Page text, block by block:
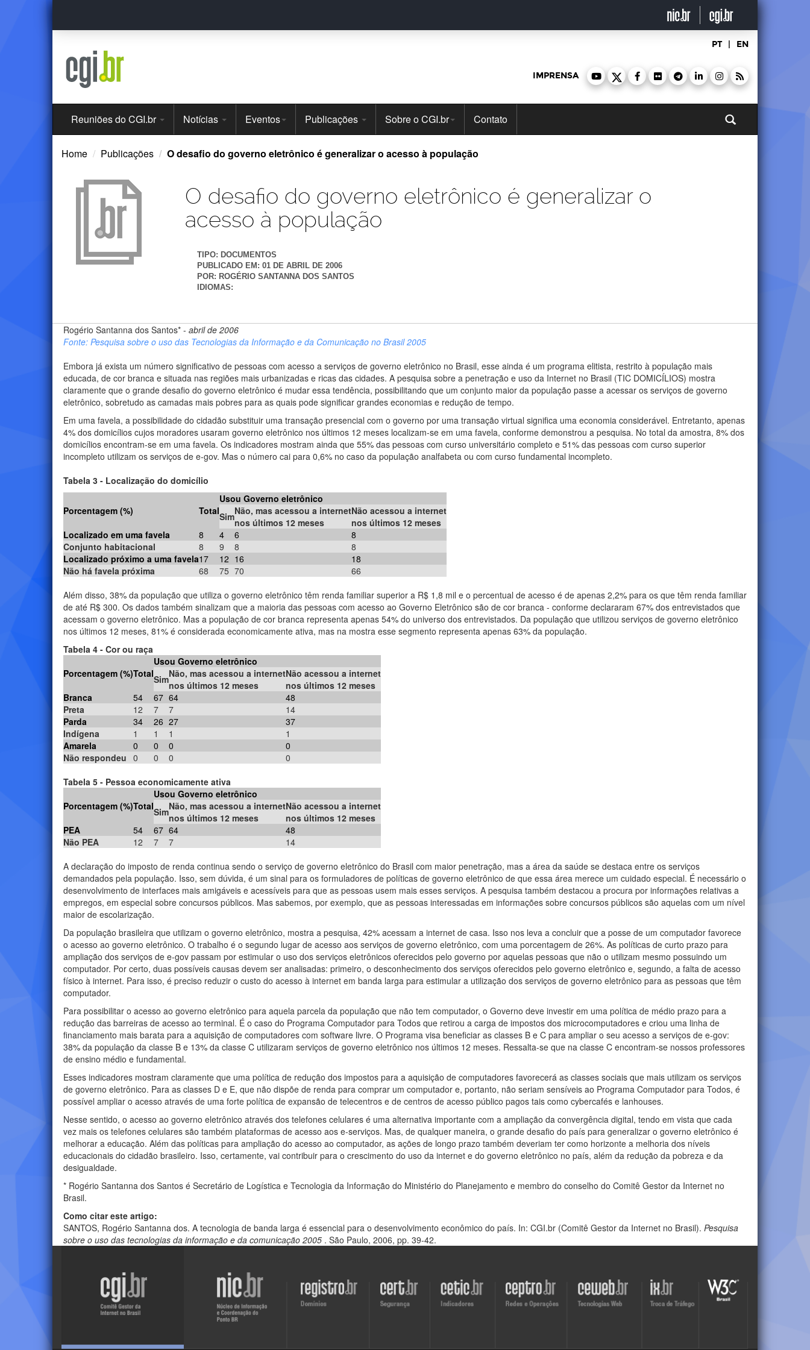
Ir
o
PT | EN
IMPRENSA
Menu
Principal
Reuniões do CGI.br Notícias Eventos Publicações Sobre o CGI.br Contato
Home Publicações O desafio do governo eletrônico é generalizar o acesso à população
O desafio do governo eletrônico é generalizar o
acesso à população
TIPO: DOCUMENTOS
PUBLICADO EM: 01 DE ABRIL DE 2006
POR: ROGÉRIO SANTANNA DOS SANTOS
IDIOMAS:
Rogério Santanna dos Santos* - abril de 2006
Fonte: Pesquisa sobre o uso das Tecnologias da Informação e da Comunicação no Brasil 2005
Embora já exista um número significativo de pessoas com acesso a serviços de governo eletrônico no Brasil, esse ainda é um programa elitista, restrito à população mais
educada, de cor branca e situada nas regiões mais urbanizadas e ricas das cidades. A pesquisa sobre a penetração e uso da Internet no Brasil (TIC DOMICÍLIOS) mostra
claramente que o grande desafio do governo eletrônico é mudar essa tendência, possibilitando que um conjunto maior da população passe a acessar os serviços de governo
eletrônico, sobretudo as camadas mais pobres para as quais pode significar grandes economias e redução de tempo.
Em uma favela, a possibilidade do cidadão substituir uma transação presencial com o governo por uma transação virtual significa uma economia considerável. Entretanto, apenas
4% dos domicílios cujos moradores usaram governo eletrônico nos últimos 12 meses localizam-se em uma favela, conforme demonstrou a pesquisa. No total da amostra, 8% dos
domicílios encontram-se em uma favela. Os indicadores mostram ainda que 55% das pessoas com curso universitário completo e 51% das pessoas com curso superior
incompleto utilizam os serviços de e-gov. Mas o número cai para 0,6% no caso da população analfabeta ou com curso fundamental incompleto.
Tabela 3 - Localização do domicílio
Porcentagem (%) Total
Usou Governo eletrônico
SimNão, mas acessou a internet
nos últimos 12 meses
Não acessou a internet
nos últimos 12 meses
Localizado em uma favela
8 4 6
8
Conjunto habitacional
8 9 8
8
Localizado próximo a uma favela17 12 16
18
Não há favela próxima
68 75 70
66
Além disso, 38% da população que utiliza o governo eletrônico têm renda familiar superior a R$ 1,8 mil e o percentual de acesso é de apenas 2,2% para os que têm renda familiar
de até R$ 300. Os dados também sinalizam que a maioria das pessoas com acesso ao Governo Eletrônico são de cor branca - conforme declararam 67% dos entrevistados que
acessam o governo eletrônico. Mas a população de cor branca representa apenas 54% do universo dos entrevistados. Da população que utilizou serviços de governo eletrônico
nos últimos 12 meses, 81% é considerada economicamente ativa, mas na mostra esse segmento representa apenas 63% da população.
Tabela 4 - Cor ou raça
Porcentagem (%)Total
Usou Governo eletrônico
SimNão, mas acessou a internet
nos últimos 12 meses
Não acessou a internet
nos últimos 12 meses
Branca
54 67 64
48
Preta
12 7 7
14
Parda
34 26 27
37
Indígena
1 1 1
1
Amarela
0 0 0
0
Não respondeu 0 0 0
0
Tabela 5 - Pessoa economicamente ativa
Porcentagem (%)Total
Usou Governo eletrônico
SimNão, mas acessou a internet
nos últimos 12 meses
Não acessou a internet
nos últimos 12 meses
PEA
54 67 64
48
Não PEA
12 7 7
14
A declaração do imposto de renda continua sendo o serviço de governo eletrônico do Brasil com maior penetração, mas a área da saúde se destaca entre os serviços
demandados pela população. Isso, sem dúvida, é um sinal para os formuladores de políticas de governo eletrônico de que essa área merece um cuidado especial. É necessário o
desenvolvimento de interfaces mais amigáveis e acessíveis para que as pessoas usem mais esses serviços. A pesquisa também destacou a procura por informações relativas a
empregos, em especial sobre concursos públicos. Mas sabemos, por exemplo, que as pessoas interessadas em informações sobre concursos públicos são aquelas com um nível
maior de escolarização.
Da população brasileira que utilizam o governo eletrônico, mostra a pesquisa, 42% acessam a internet de casa. Isso nos leva a concluir que a posse de um computador favorece
o acesso ao governo eletrônico. O trabalho é o segundo lugar de acesso aos serviços de governo eletrônico, com uma porcentagem de 26%. As políticas de curto prazo para
ampliação dos serviços de e-gov passam por estimular o uso dos serviços eletrônicos oferecidos pelo governo por aquelas pessoas que não o utilizam mesmo possuindo um
computador. Por certo, duas possíveis causas devem ser analisadas: primeiro, o desconhecimento dos serviços oferecidos pelo governo eletrônico e, segundo, a falta de acesso
físico à internet. Para isso, é preciso reduzir o custo do acesso à internet em banda larga para estimular a utilização dos serviços de governo eletrônico para as pessoas que têm
computador.
Para possibilitar o acesso ao governo eletrônico para aquela parcela da população que não tem computador, o Governo deve investir em uma política de médio prazo para a
redução das barreiras de acesso ao terminal. É o caso do Programa Computador para Todos que retirou a carga de impostos dos microcomputadores e criou uma linha de
financiamento mais barata para a aquisição de computadores com software livre. O Programa visa beneficiar as classes B e C para ampliar o seu acesso a serviços de e-gov:
38% da população da classe B e 13% da classe C utilizaram serviços de governo eletrônico nos últimos 12 meses. Ressalta-se que na classe C encontram-se nossos professores
de ensino médio e fundamental.
Esses indicadores mostram claramente que uma política de redução dos impostos para a aquisição de computadores favorecerá as classes sociais que mais utilizam os serviços
de governo eletrônico. Para as classes D e E, que não dispõe de renda para comprar um computador e, portanto, não seriam sensíveis ao Programa Computador para Todos, é
possível ampliar o acesso através de uma forte política de expansão de telecentros e de centros de acesso público pagos tais como cybercafés e lanhouses.
Nesse sentido, o acesso ao governo eletrônico através dos telefones celulares é uma alternativa importante com a ampliação da convergência digital, tendo em vista que cada
vez mais os telefones celulares são também plataformas de acesso aos e-serviços. Mas, de qualquer maneira, o grande desafio do país para generalizar o governo eletrônico é
melhorar a educação. Além das políticas para ampliação do acesso ao computador, as ações de longo prazo também deveriam ter como horizonte a melhoria dos níveis
educacionais do cidadão brasileiro. Isso, certamente, vai contribuir para o crescimento do uso da internet e do governo eletrônico no país, além da redução da pobreza e da
desigualdade.
* Rogério Santanna dos Santos é Secretário de Logística e Tecnologia da Informação do Ministério do Planejamento e membro do conselho do Comitê Gestor da Internet no
Brasil.
Como citar este artigo:
SANTOS, Rogério Santanna dos. A tecnologia de banda larga é essencial para o desenvolvimento econômico do país. In: CGI.br (Comitê Gestor da Internet no Brasil). Pesquisa
sobre o uso das tecnologias da informação e da comunicação 2005 . São Paulo, 2006, pp. 39-42.
site
site
site
site